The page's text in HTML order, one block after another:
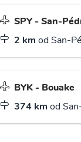
SPY - San-
2 km od San-
BYK - Bouake
374 km od